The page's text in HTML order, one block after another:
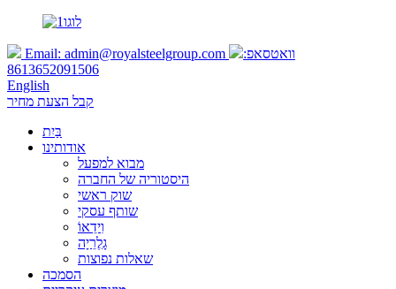
Email: admin@royalsteelgroup.com
וואטסאפ:
8613652091506
English
קבל הצעת מחיר
בַּיִת
אודותינו
מבוא למפעל
היסטוריה של החברה
שוק ראשי
שותף עסקי
וִידֵאוֹ
גָלֶרֵיָה
שאלות נפוצות
הסמכה